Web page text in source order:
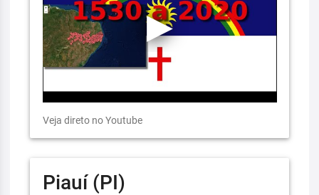
Veja direto no Youtube
Piauí (PI)